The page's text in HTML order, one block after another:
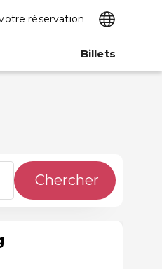
réservation
Billets
Chercher